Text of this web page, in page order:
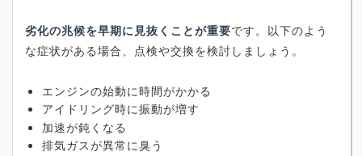
劣化の兆候を早期に見抜くことが重要です。以下のよう
な症状がある場合、点検や交換を検討しましょう。
エンジンの始動に時間がかかる
アイドリング時に振動が増す
加速が鈍くなる
排気ガスが異常に臭う